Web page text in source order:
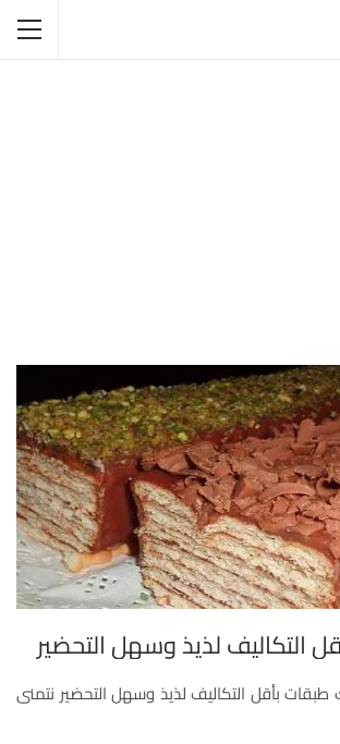
التكاليف لذيذ وسهل التحضير
بأقل التكاليف لذيذ وسهل التحضير نتمنى